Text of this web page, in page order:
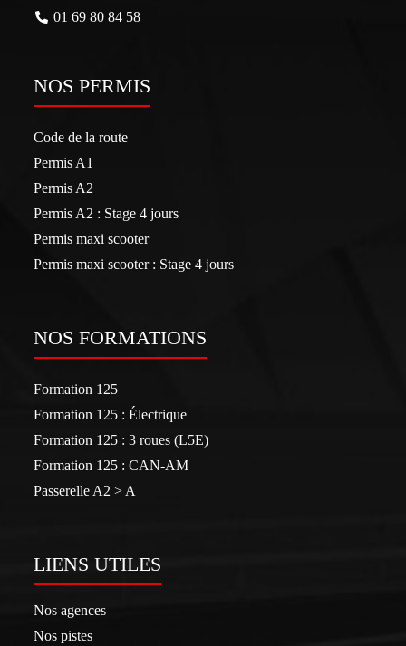
01 69 80 84 58
NOS PERMIS
Code de la route
Permis A1
Permis A2
Permis A2 : Stage 4 jours
Permis maxi scooter
Permis maxi scooter : Stage 4 jours
NOS FORMATIONS
Formation 125
Formation 125 : Électrique
Formation 125 : 3 roues (L5E)
Formation 125 : CAN-AM
Passerelle A2 > A
LIENS UTILES
Nos agences
Nos pistes